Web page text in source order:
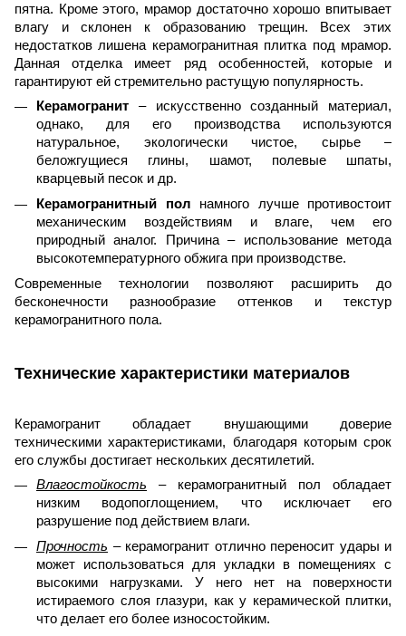
пятна. Кроме этого, мрамор достаточно хорошо впитывает
влагу и склонен к образованию трещин. Всех этих
недостатков лишена керамогранитная плитка под мрамор.
Данная отделка имеет ряд особенностей, которые и
гарантируют ей стремительно растущую популярность.
Керамогранит – искусственно созданный материал,
однако, для его производства используются
натуральное, экологически чистое, сырье –
беложгущиеся глины, шамот, полевые шпаты,
кварцевый песок и др.
Керамогранитный пол намного лучше противостоит
механическим воздействиям и влаге, чем его
природный аналог. Причина – использование метода
высокотемпературного обжига при производстве.
Современные технологии позволяют расширить до
бесконечности разнообразие оттенков и текстур
керамогранитного пола.
Технические характеристики материалов
Керамогранит обладает внушающими доверие
техническими характеристиками, благодаря которым срок
его службы достигает нескольких десятилетий.
Влагостойкость – керамогранитный пол обладает
низким водопоглощением, что исключает его
разрушение под действием влаги.
Прочность – керамогранит отлично переносит удары и
может использоваться для укладки в помещениях с
высокими нагрузками. У него нет на поверхности
истираемого слоя глазури, как у керамической плитки,
что делает его более износостойким.